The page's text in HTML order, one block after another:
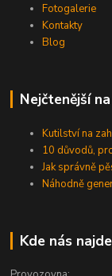
Fotogalerie
Kontakty
Blog
Nejčtenější
Kutilství na
10 důvodů,
Jak správně
Náhodně
Kde nás